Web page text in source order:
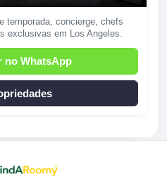
temporada, concierge, chefs
exclusivas em Los Angeles.
no WhatsApp